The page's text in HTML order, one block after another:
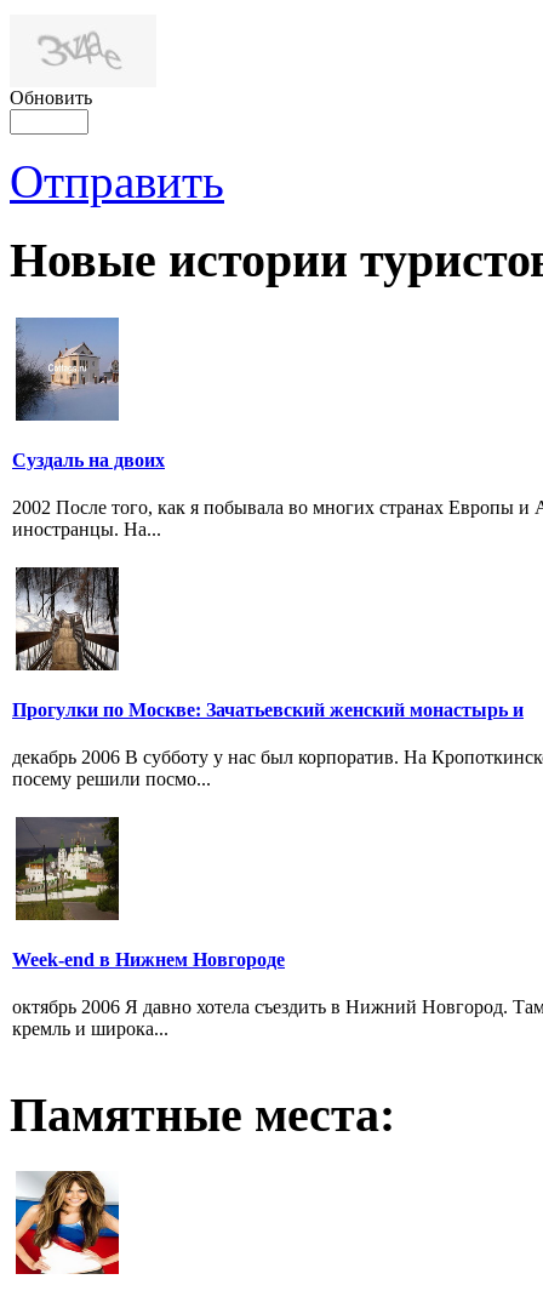
Обновить
Отправить
Новые истории
Суздаль на двоих
2002 После того, как я побывала во многих странах Европы
иностранцы. На...
Прогулки по Москве: Зачатьевский женский монастырь и
декабрь 2006 В субботу у нас был корпоратив. На
посему решили посмо...
Week-end в Нижнем Новгороде
октябрь 2006 Я давно хотела съездить в Нижний Новгород.
кремль и широка...
Памятные места: